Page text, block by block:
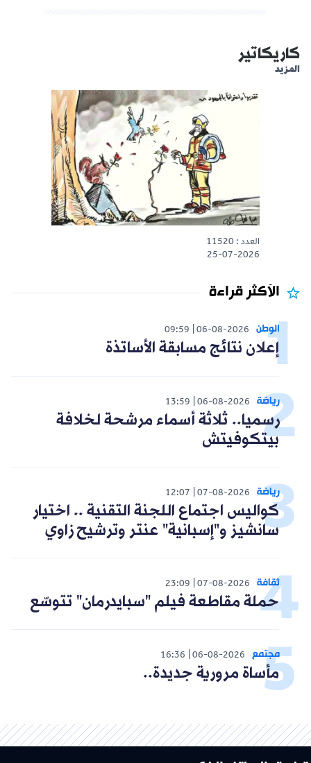
كاريكاتير
المزيد
العدد : 11520
25-07-2026
الأكثر قراءة
الوطن 06-08-2026
09:59
إعلان نتائج مسابقة الأساتذة
رياضة 06-08-2026
13:59
رسميا.. ثلاثة أسماء مرشحة لخلافة
بيتكوفيتش
رياضة 07-08-2026
12:07
كواليس اجتماع اللجنة التقنية .. اختيار
سانشيز و"إسبانية" عنتر وترشيح زاوي
ثقافة 07-08-2026
23:09
حملة مقاطعة فيلم "سبايدرمان" تتوسّع
مجتمع 06-08-2026
16:36
مأساة مرورية جديدة..